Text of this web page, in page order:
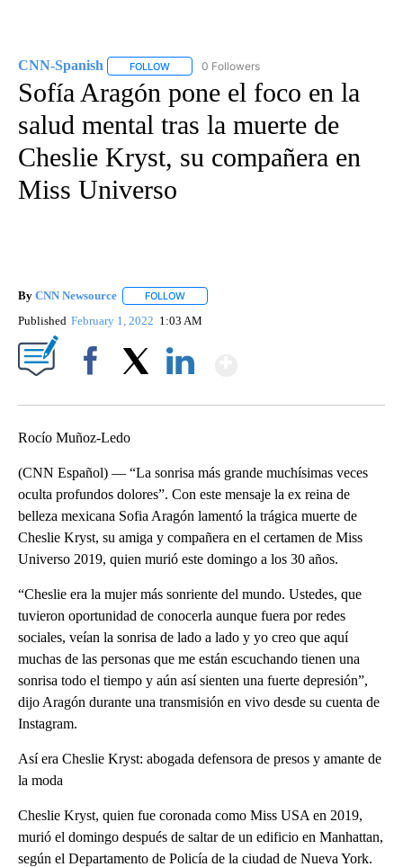
CNN-Spanish FOLLOW FOLLOW "CNN-SPANISH" TO RECEIVE
0 Followers
Sofía Aragón pone el foco en la
salud mental tras la muerte de
Cheslie Kryst, su compañera en
Miss Universo
By CNN Newsource FOLLOW
Published February 1, 2022 1:03 AM
Rocío Muñoz-Ledo
(CNN Español) — “La sonrisa más grande muchísimas veces
oculta profundos dolores”. Con este mensaje la ex reina de
belleza mexicana Sofia Aragón lamentó la trágica muerte de
Cheslie Kryst, su amiga y compañera en el certamen de Miss
Universo 2019, quien murió este domingo a los 30 años.
“Cheslie era la mujer más sonriente del mundo. Ustedes, que
tuvieron oportunidad de conocerla aunque fuera por redes
sociales, veían la sonrisa de lado a lado y yo creo que aquí
muchas de las personas que me están escuchando tienen una
sonrisa todo el tiempo y aún así sienten una fuerte depresión”,
dijo Aragón durante una transmisión en vivo desde su cuenta de
Instagram.
Así era Cheslie Kryst: abogada defensora de presos y amante de
la moda
Cheslie Kryst, quien fue coronada como Miss USA en 2019,
murió el domingo después de saltar de un edificio en Manhattan,
según el Departamento de Policía de la ciudad de Nueva York.